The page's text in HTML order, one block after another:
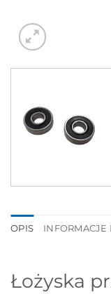
OPIS INFORMACJE
Łożyska